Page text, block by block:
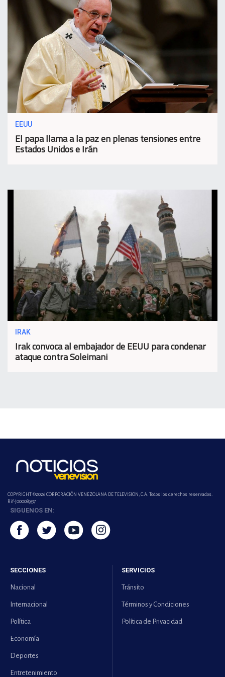
EEUU
El papa llama a la paz en plenas tensiones entre
Estados Unidos e Irán
IRAK
Irak convoca al embajador de EEUU para condenar
ataque contra Soleimani
COPYRIGHT ©2026 CORPORACIÓN VENEZOLANA DE TELEVISION, C.A. Todos los derechos reservados.
Rif-j000089337
SIGUENOS EN:
SECCIONES
Nacional
Internacional
Política
Economía
Deportes
Entretenimiento
SERVICIOS
Tránsito
Términos y Condiciones
Política de Privacidad